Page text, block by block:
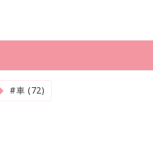
#車 (72)